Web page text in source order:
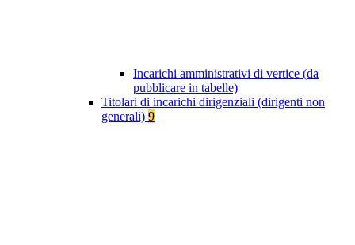
Incarichi amministrativi di vertice (da
pubblicare in tabelle)
Titolari di incarichi dirigenziali (dirigenti non
generali) 9